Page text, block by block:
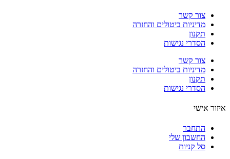
צור קשר
מדיניות ביטולים והחזרה
תקנון
הסדרי נגישות
צור קשר
מדיניות ביטולים והחזרה
תקנון
הסדרי נגישות
אישי
התחבר
החשבון שלי
סל קניות